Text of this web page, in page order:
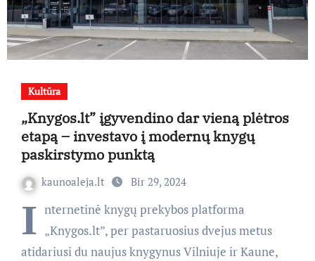
Kultūra
„Knygos.lt” įgyvendino dar vieną plėtros
etapą – investavo į modernų knygų
paskirstymo punktą
kaunoaleja.lt Bir 29, 2024
I nternetinė knygų prekybos platforma
„Knygos.lt”, per pastaruosius dvejus metus
atidariusi du naujus knygynus Vilniuje ir Kaune,